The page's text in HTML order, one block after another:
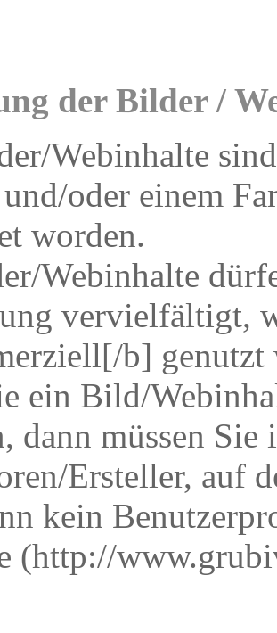
der Bilder /
Webinhalte
oder einem
worden.
Webinhalte
vervielfältigt,
b] genutzt
ein Bild/
dann müssen
Ersteller, auf
kein
(http://